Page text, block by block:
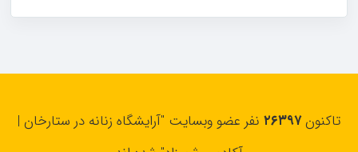
تاکنون۲۶۳۹۷ نفر عضو وبسایت "آرایشگاه زنانه در ستارخان |